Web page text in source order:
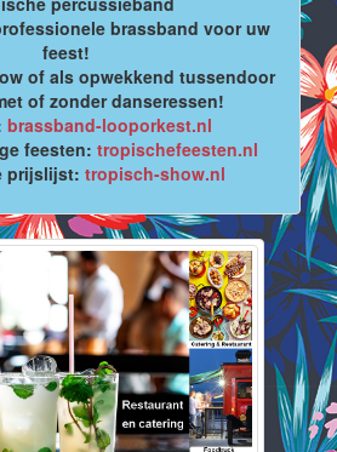
brassband voor uw
feest!
of als opwekkend tussendoor
of zonder danseressen!
brassband-looporkest.nl
feesten: tropischefeesten.nl
prijslijst: tropisch-show.nl